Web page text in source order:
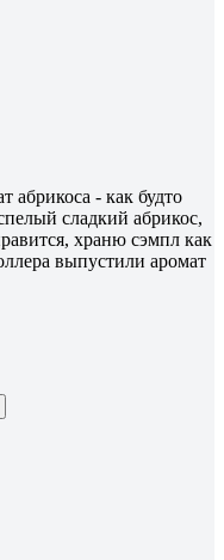
абрикоса - как будто
сладкий абрикос,
храню сэмпл как
выпустили аромат